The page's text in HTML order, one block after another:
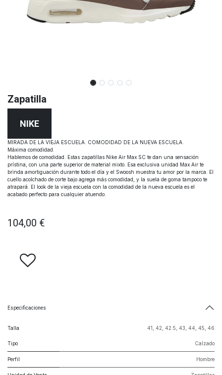
Zapatilla
NIKE
MIRADA DE LA VIEJA ESCUELA. COMODIDAD DE LA NUEVA ESCUELA.
Máxima comodidad.
Hablemos de comodidad. Estas zapatillas Nike Air Max SC te dan una sensación
prístina, con una parte superior de material mixto. Esa exclusiva unidad Max Air te
brinda amortiguación durante todo el día y el Swoosh muestra tu amor por la marca. El
cuello acolchado de corte bajo agrega más comodidad, y la suela de goma tampoco te
atrapará. El look de la vieja escuela con la comodidad de la nueva escuela es el
acabado perfecto para cualquier atuendo.
104,00 €
Especificaciones
Talla 41 42 42.5 43 44 45 46
Tipo Calzado
Perfil Hombre